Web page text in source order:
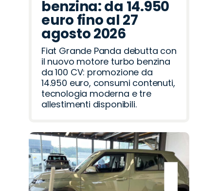
benzina: da 14.950
euro fino al 27
agosto 2026
Fiat Grande Panda debutta con
il nuovo motore turbo benzina
da 100 CV: promozione da
14.950 euro, consumi contenuti,
tecnologia moderna e tre
allestimenti disponibili.